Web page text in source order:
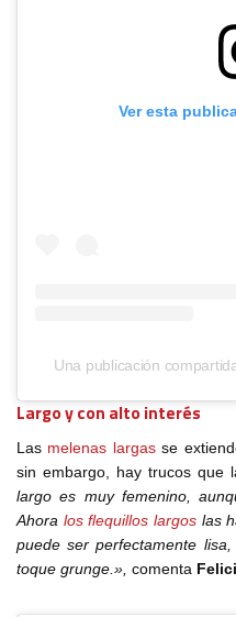
Ver esta
Una publicación
Largo y con alto interés
Las melenas largasse
sin embargo, hay trucos que
largo es muy femenino,
Ahora los flequillos largos las
puede ser perfectamente
toque grunge.», comenta